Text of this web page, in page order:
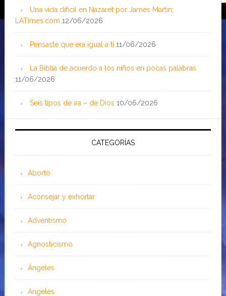
Una vida difícil en Nazaret por James Martin;
LATimes.com 12/06/2026
Pensaste que era igual a ti 11/06/2026
La Biblia de acuerdo a los niños en pocas palabras
11/06/2026
Seis tipos de ira – de Dios 10/06/2026
CATEGORÍAS
Aborto
Aconsejar y exhortar
Adventismo
Agnosticismo
Ángeles
Angeles